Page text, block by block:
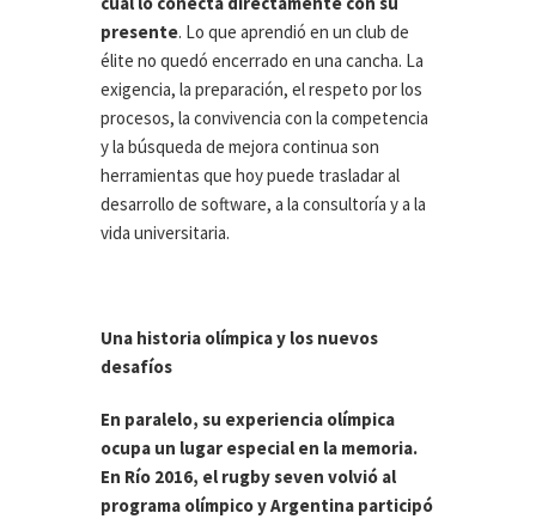
presente. Lo que aprendió en un club de
élite no quedó encerrado en una cancha. La
exigencia, la preparación, el respeto por los
procesos, la convivencia con la competencia
y la búsqueda de mejora continua son
herramientas que hoy puede trasladar al
desarrollo de software, a la consultoría y a la
vida universitaria.
Una historia olímpica y los nuevos
desafíos
En paralelo, su experiencia olímpica
ocupa un lugar especial en la memoria.
En Río 2016, el rugby seven volvió al
programa olímpico y Argentina participó